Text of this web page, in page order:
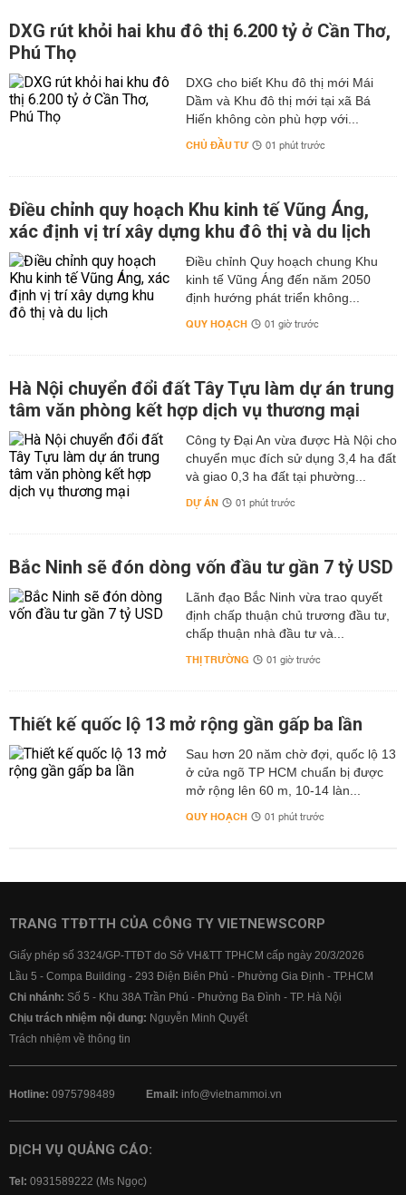
DXG rút khỏi hai khu đô thị 6.200 tỷ ở Cần Thơ,
Phú Thọ
DXG cho biết Khu đô thị mới Mái
Dầm và Khu đô thị mới tại xã Bá
Hiến không còn phù hợp với...
CHỦ ĐẦU TƯ 01 phút trước
Điều chỉnh quy hoạch Khu kinh tế Vũng Áng,
xác định vị trí xây dựng khu đô thị và du lịch
Điều chỉnh Quy hoạch chung Khu
kinh tế Vũng Áng đến năm 2050
định hướng phát triển không...
QUY HOẠCH 01 giờ trước
Hà Nội chuyển đổi đất Tây Tựu làm dự án trung
tâm văn phòng kết hợp dịch vụ thương mại
Công ty Đại An vừa được Hà Nội cho
chuyển mục đích sử dụng 3,4 ha đất
và giao 0,3 ha đất tại phường...
DỰ ÁN 01 phút trước
Bắc Ninh sẽ đón dòng vốn đầu tư gần 7 tỷ USD
Lãnh đạo Bắc Ninh vừa trao quyết
định chấp thuận chủ trương đầu tư,
chấp thuận nhà đầu tư và...
THỊ TRƯỜNG 01 giờ trước
Thiết kế quốc lộ 13 mở rộng gần gấp ba lần
Sau hơn 20 năm chờ đợi, quốc lộ 13
ở cửa ngõ TP HCM chuẩn bị được
mở rộng lên 60 m, 10-14 làn...
QUY HOẠCH 01 phút trước
TRANG TTĐTTH CỦA CÔNG TY VIETNEWSCORP
Giấy phép số 3324/GP-TTĐT do Sở VH&TT TPHCM cấp ngày 20/3/2026
Lầu 5 - Compa Building - 293 Điện Biên Phủ - Phường Gia Định - TP.HCM
Chi nhánh: Số 5 - Khu 38A Trần Phú - Phường Ba Đình - TP. Hà Nội
Chịu trách nhiệm nội dung: Nguyễn Minh Quyết
Trách nhiệm về thông tin
Hotline: 0975798489 Email: info@vietnammoi.vn
DỊCH VỤ QUẢNG CÁO:
Tel: 0931589222 (Ms Ngọc)